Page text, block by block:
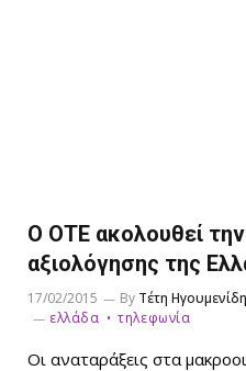
Ο ΟΤΕ ακολουθεί
αξιολόγησης της
17/02/2015 By Τέτη Ηγουμενίδη
ελλάδα
τηλεφωνία
Οι αναταράξεις στα